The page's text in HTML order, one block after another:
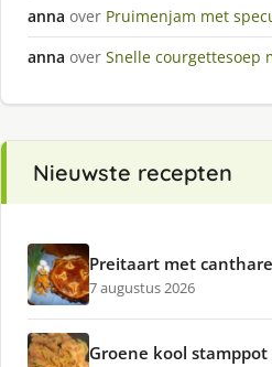
anna over Pruimenjam met
anna over Snelle courgettesoep
Nieuwste recepten
Preitaart met
7 augustus 2026
Groene kool stamppot